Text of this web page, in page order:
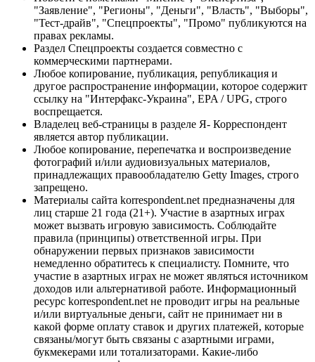
"Заявление", "Регионы", "Деньги", "Власть", "Выборы",
"Тест-драйв", "Спецпроекты", "Промо" публикуются на
правах рекламы.
Раздел Спецпроекты создается совместно с
коммерческими партнерами.
Любое копирование, публикация, републикация и
другое распространение информации, которое содержит
ссылку на "Интерфакс-Украина", EPA / UPG, строго
воспрещается.
Владелец веб-страницы в разделе Я- Корреспондент
является автор публикации.
Любое копирование, перепечатка и воспроизведение
фотографий и/или аудиовизуальных материалов,
принадлежащих правообладателю Getty Images, строго
запрещено.
Материалы сайта korrespondent.net предназначены для
лиц старше 21 года (21+). Участие в азартных играх
может вызвать игровую зависимость. Соблюдайте
правила (принципы) ответственной игры. При
обнаружении первых признаков зависимости
немедленно обратитесь к специалисту. Помните, что
участие в азартных играх не может являться источником
доходов или альтернативой работе. Информационный
ресурс korrespondent.net не проводит игры на реальные
и/или виртуальные деньги, сайт не принимает ни в
какой форме оплату ставок и других платежей, которые
связаны/могут быть связаны с азартными играми,
букмекерами или тотализаторами. Какие-либо